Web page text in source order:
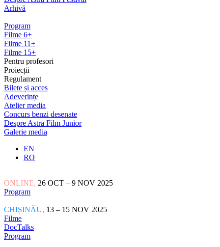
Arhivă
Program
Filme 6+
Filme 11+
Filme 15+
Pentru profesori
Proiecții
Regulament
Bilete și acces
Adeverințe
Atelier media
Concurs benzi desenate
Despre Astra Film Junior
Galerie media
EN
RO
ONLINE, 26 OCT – 9 NOV 2025
Program
CHIȘINĂU, 13 – 15 NOV 2025
Filme
DocTalks
Program